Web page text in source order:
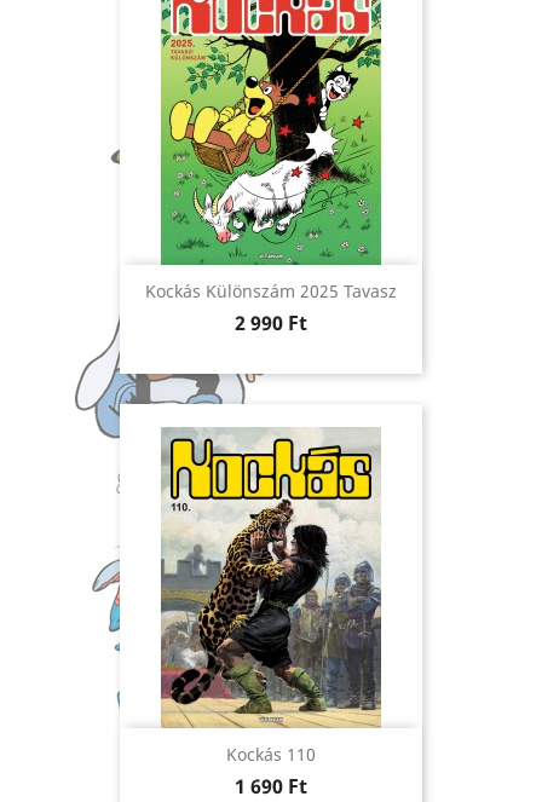
Kockás Különszám 2025 Tavasz
Ár
2 990 Ft
Kockás 110
Ár
1 690 Ft